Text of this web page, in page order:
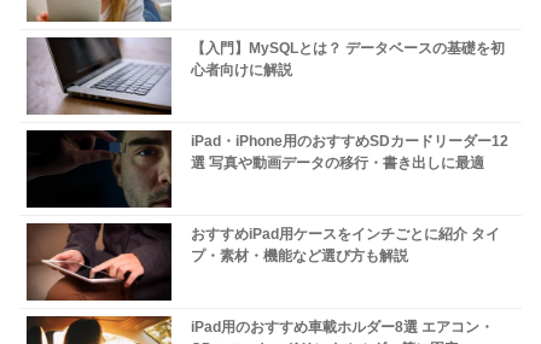
【入門】MySQLとは？ データベースの基礎を初
心者向けに解説
iPad・iPhone用のおすすめSDカードリーダー12
選 写真や動画データの移行・書き出しに最適
おすすめiPad用ケースをインチごとに紹介 タイ
プ・素材・機能など選び方も解説
iPad用のおすすめ車載ホルダー8選 エアコン・